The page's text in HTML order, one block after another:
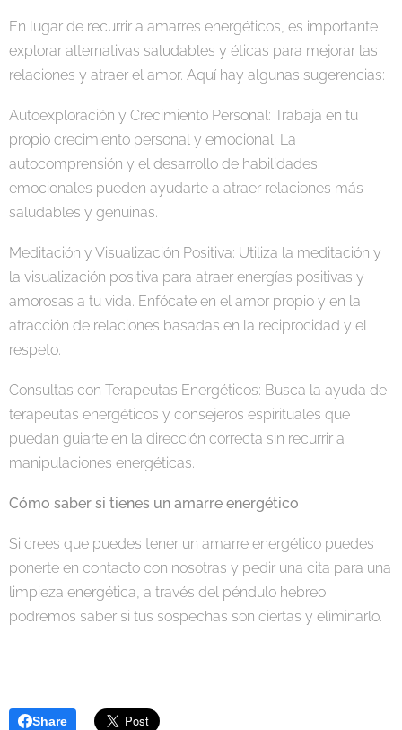
En lugar de recurrir a amarres energéticos, es importante
explorar alternativas saludables y éticas para mejorar las
relaciones y atraer el amor. Aquí hay algunas sugerencias:
Autoexploración y Crecimiento Personal: Trabaja en tu
propio crecimiento personal y emocional. La
autocomprensión y el desarrollo de habilidades
emocionales pueden ayudarte a atraer relaciones más
saludables y genuinas.
Meditación y Visualización Positiva: Utiliza la meditación y
la visualización positiva para atraer energías positivas y
amorosas a tu vida. Enfócate en el amor propio y en la
atracción de relaciones basadas en la reciprocidad y el
respeto.
Consultas con Terapeutas Energéticos: Busca la ayuda de
terapeutas energéticos y consejeros espirituales que
puedan guiarte en la dirección correcta sin recurrir a
manipulaciones energéticas.
Cómo saber si tienes un amarre energético
Si crees que puedes tener un amarre energético puedes
ponerte en contacto con nosotras y pedir una cita para una
limpieza energética, a través del péndulo hebreo
podremos saber si tus sospechas son ciertas y eliminarlo.
Share